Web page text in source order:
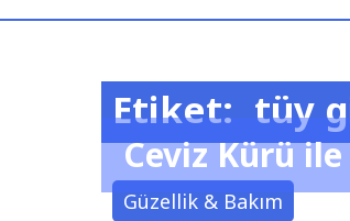
Etiket: tüy
Güzellik & Bakım
Ceviz Kürü